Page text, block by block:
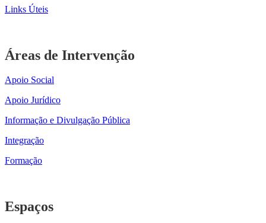
Links Úteis
Áreas de Intervenção
Apoio Social
Apoio Jurídico
Informação e Divulgação Pública
Integração
Formação
Espaços